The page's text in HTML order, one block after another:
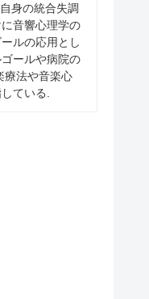
身の統合失調
音響心理学の
ルの応用とし
ールや病院の
療法や音楽心
ている.